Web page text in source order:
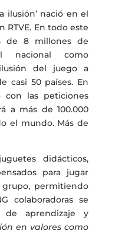
ilusión’ nació en el
RTVE. En todo este
de 8 millones de
nacional como
del juego a
casi 50 países. En
con las peticiones
a más de 100.000
el mundo. Más de
didácticos,
para jugar
permitiendo
colaboradoras se
de aprendizaje y
en valores como